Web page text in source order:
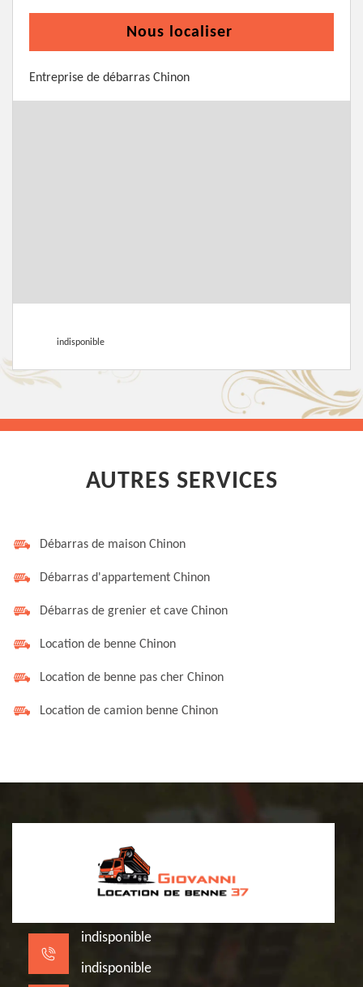
Nous localiser
Entreprise de débarras Chinon
indisponible
AUTRES SERVICES
Débarras de maison Chinon
Débarras d'appartement Chinon
Débarras de grenier et cave Chinon
Location de benne Chinon
Location de benne pas cher Chinon
Location de camion benne Chinon
indisponible
indisponible